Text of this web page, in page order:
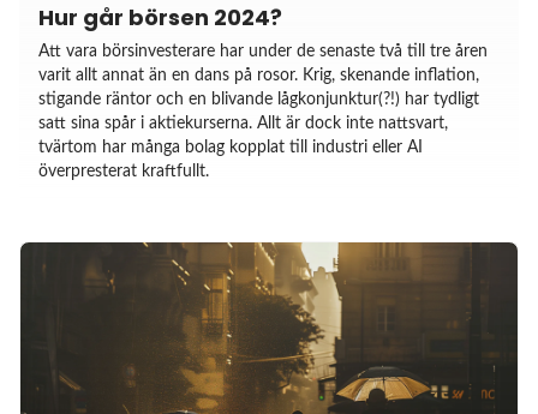
Hur går börsen 2024?
Att vara börsinvesterare har under de senaste två till tre åren
varit allt annat än en dans på rosor. Krig, skenande inflation,
stigande räntor och en blivande lågkonjunktur(?!) har tydligt
satt sina spår i aktiekurserna. Allt är dock inte nattsvart,
tvärtom har många bolag kopplat till industri eller AI
överpresterat kraftfullt.